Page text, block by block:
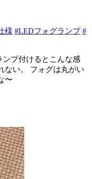
様 #LEDフォグランプ #
プ付けるとこんな感
ない。 フォグは丸がい
〜